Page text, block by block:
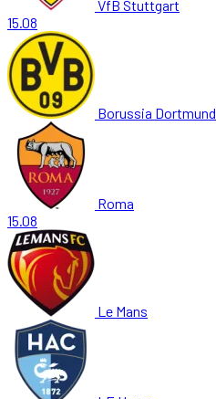
VfB Stuttgart
15.08
Borussia Dortmund
Roma
15.08
Le Mans